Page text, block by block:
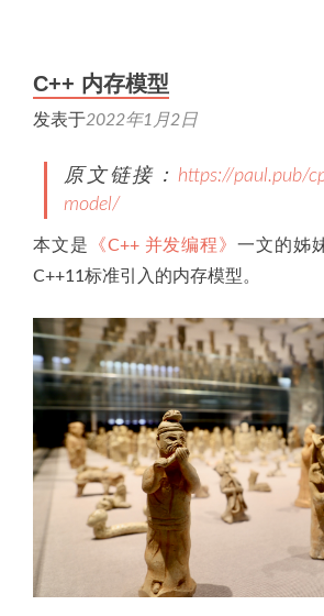
C++ 内存模型
发表于2022年1月2日
原文链接： https://paul.pub/
model/
本文是 《C++ 并发编程》一文的姊
C++11标准引入的内存模型。